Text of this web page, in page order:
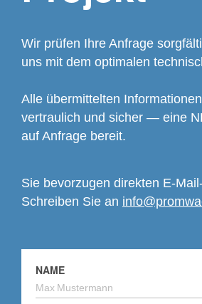
Wir prüfen Ihre Anfrage
uns mit dem optimalen
Alle übermittelten
vertraulich und sicher — eine
auf Anfrage bereit.
Sie bevorzugen direkten E-
Schreiben Sie an
NAME